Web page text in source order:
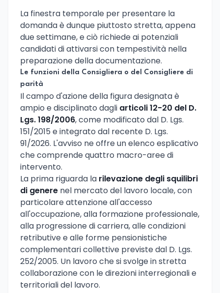
La finestra temporale per presentare la
domanda è dunque piuttosto stretta, appena
due settimane, e ciò richiede ai potenziali
candidati di attivarsi con tempestività nella
preparazione della documentazione.
Le funzioni della Consigliera o del Consigliere di
parità
Il campo d'azione della figura designata è
ampio e disciplinato dagli articoli 12-20 del D.
Lgs. 198/2006, come modificato dal D. Lgs.
151/2015 e integrato dal recente D. Lgs.
91/2026. L'avviso ne offre un elenco esplicativo
che comprende quattro macro-aree di
intervento.
La prima riguarda la rilevazione degli squilibri
di genere nel mercato del lavoro locale, con
particolare attenzione all'accesso
all'occupazione, alla formazione professionale,
alla progressione di carriera, alle condizioni
retributive e alle forme pensionistiche
complementari collettive previste dal D. Lgs.
252/2005. Un lavoro che si svolge in stretta
collaborazione con le direzioni interregionali e
territoriali del lavoro.